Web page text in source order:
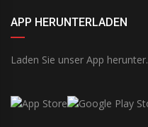
APP HERUNTERLADEN
Laden Sie unser App herunter.